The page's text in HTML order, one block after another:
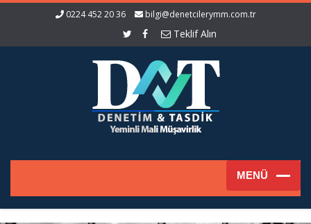
0224 452 20 36 bilgi@denetcilerymm.com.tr
Teklif Alın